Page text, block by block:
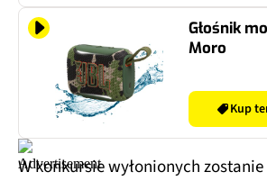
Głośnik
Moro
Kup
W konkursie wyłonionych zostanie